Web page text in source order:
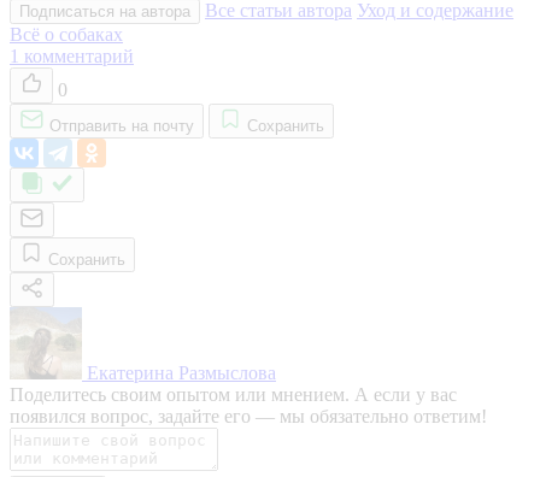
Подписаться на автора Все статьи автора Уход и содержание
Всё о собаках
1 комментарий
0
Отправить на почту Сохранить
Сохранить
Екатерина Размыслова
Поделитесь своим опытом или мнением. А если у вас
появился вопрос, задайте его — мы обязательно ответим!